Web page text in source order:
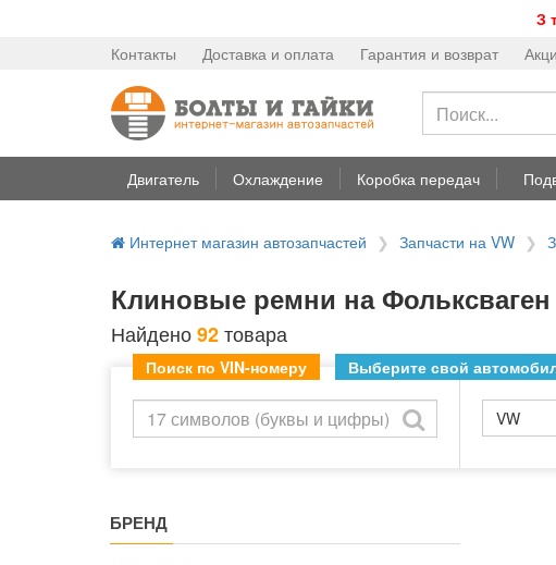
З
Контакты Доставка и оплата Гарантия и возврат
Двигатель Охлаждение Коробка передач
Интернет магазин автозапчастей Запчасти на VW
Клиновые ремни на Фольксваген
Найдено92товара
Поиск по VIN-номеру Выберите свой
VW
БРЕНД